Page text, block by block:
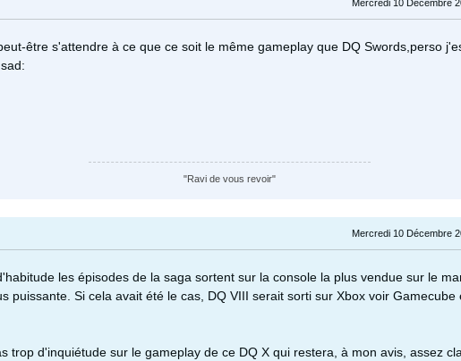
Mercredi 10 Décembre
être s'attendre à ce que ce soit le même gameplay que DQ Swords,perso
"Ravi de vous revoir"
Mercredi 10 Décembre
les épisodes de la saga sortent sur la console la plus vendue sur le
puissante. Si cela avait été le cas, DQ VIII serait sorti sur Xbox voir Gamecube
trop d'inquiétude sur le gameplay de ce DQ X qui restera, à mon avis, assez